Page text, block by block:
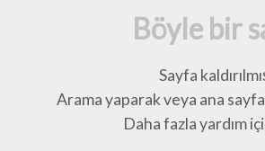
Böyle bir
Sayfa
Arama yaparak veya ana
Daha fazla yardım